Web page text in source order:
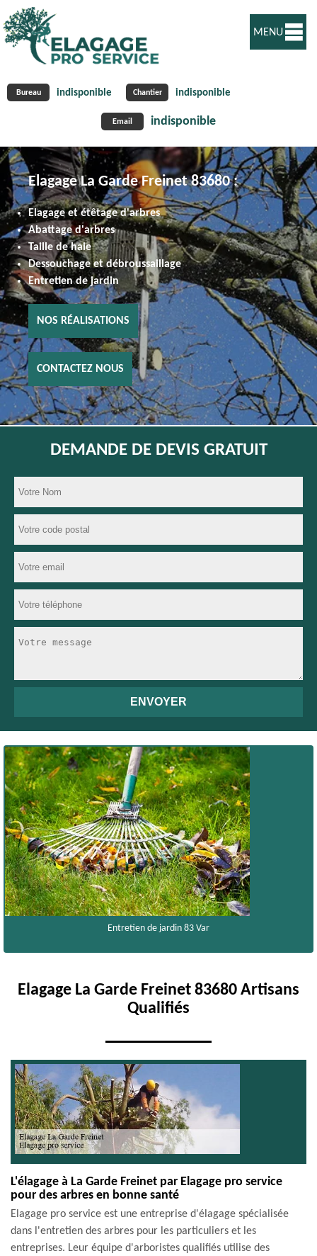
Bureau indisponible Chantier indisponible
Email indisponible
MENU
Elagage La Garde Freinet 83680 :
Elagage et étêtage d'arbres
Abattage d'arbres
Taille de haie
Dessouchage et débroussaillage
Entretien de jardin
NOS RÉALISATIONS
CONTACTEZ NOUS
DEMANDE DE DEVIS GRATUIT
Entretien de jardin 83 Var
Elagage La Garde Freinet 83680 Artisans
Qualifiés
L'élagage à La Garde Freinet par Elagage pro service
pour des arbres en bonne santé
Elagage pro service est une entreprise d'élagage spécialisée
dans l'entretien des arbres pour les particuliers et les
entreprises. Leur équipe d'arboristes qualifiés utilise des